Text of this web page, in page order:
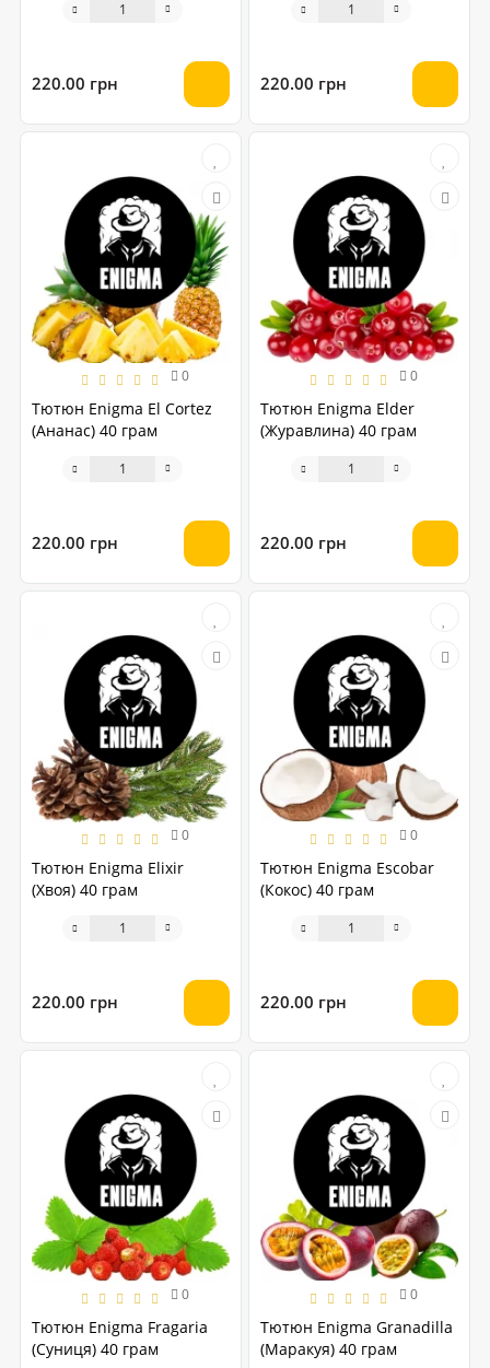
220.00 грн 220.00 грн
0
Тютюн Enigma El Cortez
(Ананас) 40 грам
220.00 грн
0
Тютюн Enigma Elder
(Журавлина) 40 грам
220.00 грн
0
Тютюн Enigma Elixir
(Хвоя) 40 грам
220.00 грн
0
Тютюн Enigma Escobar
(Кокос) 40 грам
220.00 грн
0
Тютюн Enigma Fragaria
(Суниця) 40 грам
0
Тютюн Enigma Granadilla
(Маракуя) 40 грам